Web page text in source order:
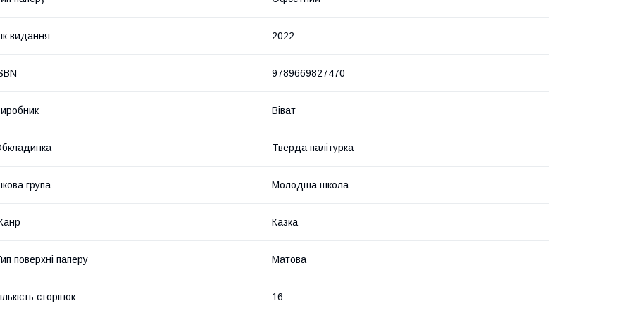
видання 2022
9789669827470
Віват
Тверда палітурка
група Молодша школа
Казка
поверхні паперу Матова
сторінок 16